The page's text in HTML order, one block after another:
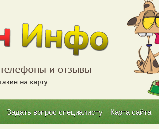
Задать вопрос специалисту Карта сайта